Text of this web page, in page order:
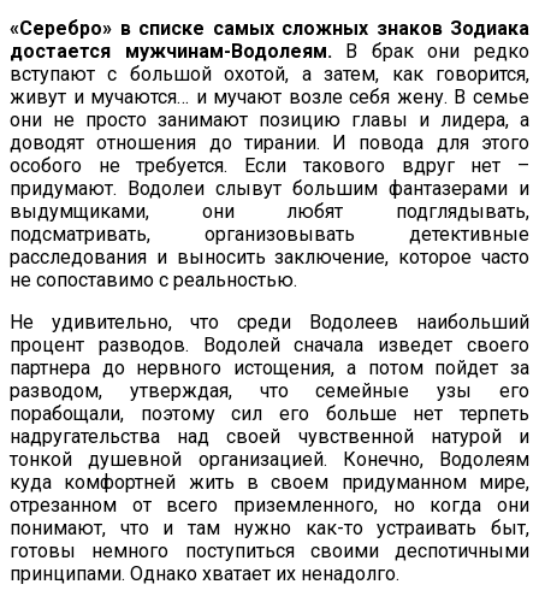
«Серебро» в списке самых сложных знаков Зодиака
достается мужчинам-Водолеям.В брак они редко
вступают с большой охотой, а затем, как говорится,
живут и мучаются… и мучают возле себя жену. В семье
они не просто занимают позицию главы и лидера, а
доводят отношения до тирании. И повода для этого
особого не требуется. Если такового вдруг нет –
придумают. Водолеи слывут большим фантазерами и
выдумщиками, они любят подглядывать,
подсматривать, организовывать детективные
расследования и выносить заключение, которое часто
не сопоставимо с реальностью.
Не удивительно, что среди Водолеев наибольший
процент разводов. Водолей сначала изведет своего
партнера до нервного истощения, а потом пойдет за
разводом, утверждая, что семейные узы его
порабощали, поэтому сил его больше нет терпеть
надругательства над своей чувственной натурой и
тонкой душевной организацией. Конечно, Водолеям
куда комфортней жить в своем придуманном мире,
отрезанном от всего приземленного, но когда они
понимают, что и там нужно как-то устраивать быт,
готовы немного поступиться своими деспотичными
принципами. Однако хватает их ненадолго.